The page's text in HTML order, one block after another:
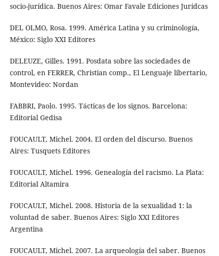
socio-jurídica. Buenos Aires: Omar Favale Ediciones Jurídcas
DEL OLMO, Rosa. 1999. América Latina y su criminología,
México: Siglo XXI Editores
DELEUZE, Gilles. 1991. Posdata sobre las sociedades de
control, en FERRER, Christian comp., El Lenguaje libertario,
Montevideo: Nordan
FABBRI, Paolo. 1995. Tácticas de los signos. Barcelona:
Editorial Gedisa
FOUCAULT, Michel. 2004. El orden del discurso. Buenos
Aires: Tusquets Editores
FOUCAULT, Michel. 1996. Genealogía del racismo. La Plata:
Editorial Altamira
FOUCAULT, Michel. 2008. Historia de la sexualidad 1: la
voluntad de saber. Buenos Aires: Siglo XXI Editores
Argentina
FOUCAULT, Michel. 2007. La arqueología del saber. Buenos